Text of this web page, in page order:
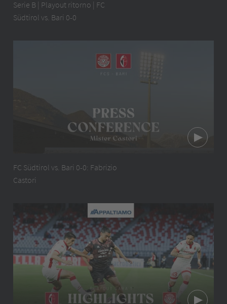
Serie B | Playout ritorno | FC
Südtirol vs. Bari 0-0
FC Südtirol vs. Bari 0-0: Fabrizio
Castori